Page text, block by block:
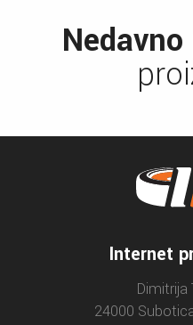
Internet
Dimitrija
24000